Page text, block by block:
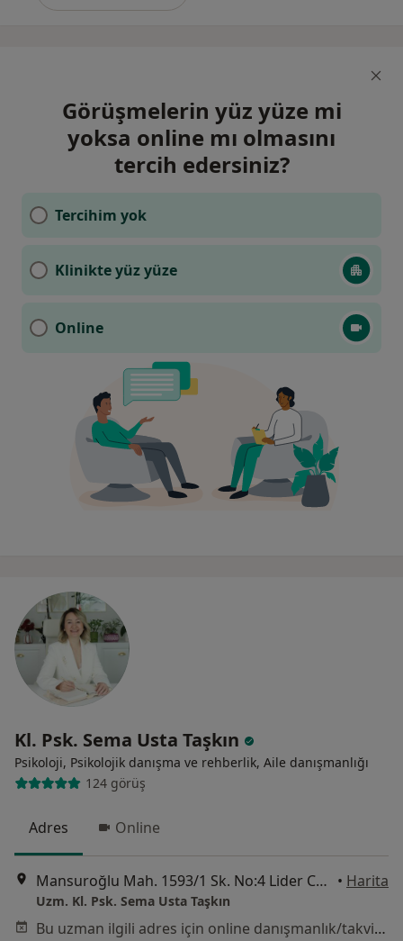
Görüşmelerin yüz yüze mi
yoksa online mı olmasını
tercih edersiniz?
Tercihim yok
Klinikte yüz yüze
Online
Kl. Psk. Sema Usta Taşkın
Psikoloji, Psikolojik danışma ve rehberlik, Aile danışmanlığı
124 görüş
Adres Online
Mansuroğlu Mah. 1593/1 Sk. No:4 Lider Centrio B Blok K:1 D:8 Bayraklı / İzmir, İzmir • Harita
Uzm. Kl. Psk. Sema Usta Taşkın
Bu uzman ilgili adres için online danışmanlık/takvim sunmuyor.